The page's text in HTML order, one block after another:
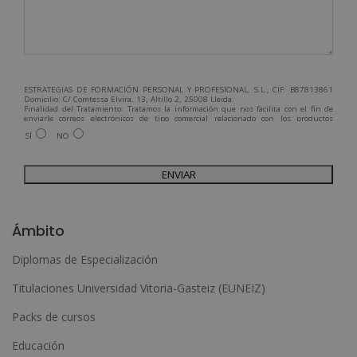
ESTRATEGIAS DE FORMACIÓN PERSONAL Y PROFESIONAL, S.L., CIF: B87813861
Domicilio: C/ Comtessa Elvira, 13, Altillo 2, 25008 Lleida.
Finalidad del Tratamiento: Tratamos la información que nos facilita con el fin de
enviarle correos electrónicos de tipo comercial relacionado con los productos
ofrecidos y otros tipo de productos que fueran de su interés.
Legitimación del tratamiento: Consentimiento del interesado.
Para más información consulte nuestra Política de Privacidad.
Desea recibir información comercial (vía telefónica y/o email):
SÍ NO
e
r
n
Ámbito
Diplomas de Especialización
Titulaciones Universidad Vitoria-Gasteiz (EUNEIZ)
Packs de cursos
Educación